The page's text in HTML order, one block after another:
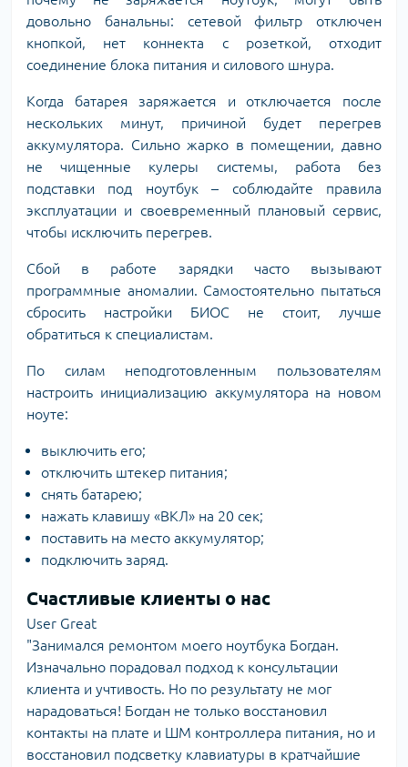
довольно банальны: сетевой фильтр отключен
кнопкой, нет коннекта с розеткой, отходит
соединение блока питания и силового шнура.
Когда батарея заряжается и отключается после
нескольких минут, причиной будет перегрев
аккумулятора. Сильно жарко в помещении, давно
не чищенные кулеры системы, работа без
подставки под ноутбук – соблюдайте правила
эксплуатации и своевременный плановый сервис,
чтобы исключить перегрев.
Сбой в работе зарядки часто вызывают
программные аномалии. Самостоятельно пытаться
сбросить настройки БИОС не стоит, лучше
обратиться к специалистам.
По силам неподготовленным пользователям
настроить инициализацию аккумулятора на новом
ноуте:
выключить его;
отключить штекер питания;
снять батарею;
нажать клавишу «ВКЛ» на 20 сек;
поставить на место аккумулятор;
подключить заряд.
Счастливые клиенты о нас
User Great
"Занимался ремонтом моего ноутбука Богдан.
Изначально порадовал подход к консультации
клиента и учтивость. Но по результату не мог
нарадоваться! Богдан не только восстановил
контакты на плате и ШМ контроллера питания, но и
восстановил подсветку клавиатуры в кратчайшие